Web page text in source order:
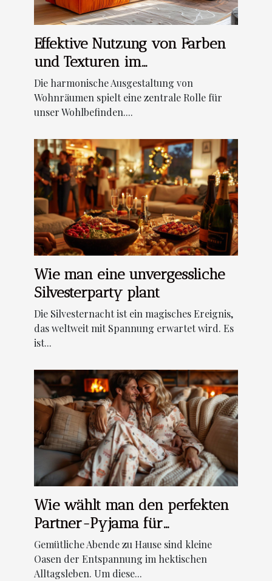
Effektive Nutzung von Farben
und Texturen im
Wohnzimmerdesign
Die harmonische Ausgestaltung von
Wohnräumen spielt eine zentrale Rolle für
unser Wohlbefinden....
Wie man eine unvergessliche
Silvesterparty plant
Die Silvesternacht ist ein magisches Ereignis,
das weltweit mit Spannung erwartet wird. Es
ist...
Wie wählt man den perfekten
Partner-Pyjama für
gemütliche Abende aus?
Gemütliche Abende zu Hause sind kleine
Oasen der Entspannung im hektischen
Alltagsleben. Um diese...